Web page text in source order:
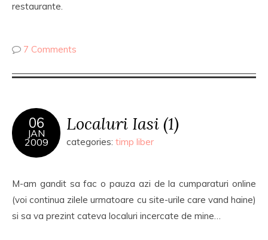
restaurante.
7 Comments
06
JAN
2009
Localuri Iasi (1)
categories: timp liber
M-am gandit sa fac o pauza azi de la cumparaturi online
(voi continua zilele urmatoare cu site-urile care vand haine)
si sa va prezint cateva localuri incercate de mine…